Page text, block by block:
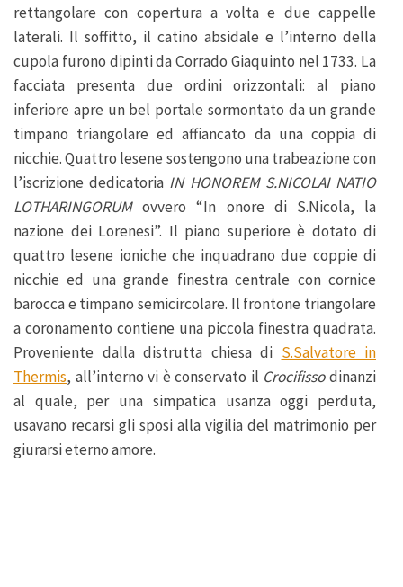
rettangolare con copertura a volta e due cappelle
laterali. Il soffitto, il catino absidale e l’interno della
cupola furono dipinti da Corrado Giaquinto nel 1733. La
facciata presenta due ordini orizzontali: al piano
inferiore apre un bel portale sormontato da un grande
timpano triangolare ed affiancato da una coppia di
nicchie. Quattro lesene sostengono una trabeazione con
l’iscrizione dedicatoria IN HONOREM S.NICOLAI NATIO
LOTHARINGORUMovvero “In onore di S.Nicola, la
nazione dei Lorenesi”. Il piano superiore è dotato di
quattro lesene ioniche che inquadrano due coppie di
nicchie ed una grande finestra centrale con cornice
barocca e timpano semicircolare. Il frontone triangolare
a coronamento contiene una piccola finestra quadrata.
Proveniente dalla distrutta chiesa di S.Salvatore in
Thermis, all’interno vi è conservato il Crocifissodinanzi
al quale, per una simpatica usanza oggi perduta,
usavano recarsi gli sposi alla vigilia del matrimonio per
giurarsi eterno amore.